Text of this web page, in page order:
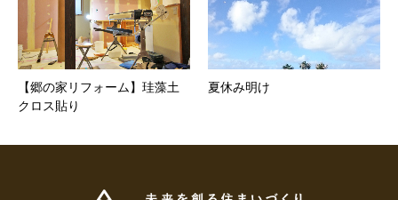
【郷の家リフォーム】珪藻土
クロス貼り
夏休み明け